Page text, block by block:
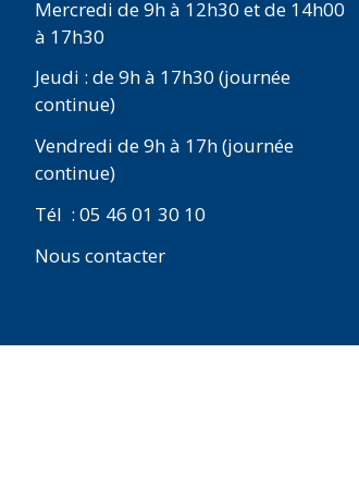
Mercredi de 9h à 12h30 et de 14h00
à 17h30
Jeudi : de 9h à 17h30 (journée
continue)
Vendredi de 9h à 17h (journée
continue)
Tél : 05 46 01 30 10
Nous contacter